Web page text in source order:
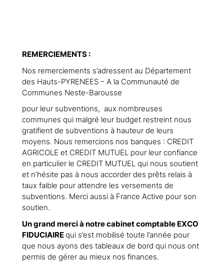
REMERCIEMENTS :
Nos remerciements s’adressent au Département
des Hauts-PYRENEES – A la Communauté de
Communes Neste-Barousse
pour leur subventions, aux nombreuses
communes qui malgré leur budget restreint nous
gratifient de subventions à hauteur de leurs
moyens. Nous remercions nos banques : CREDIT
AGRICOLE et CREDIT MUTUEL pour leur confiance
en particulier le CREDIT MUTUEL qui nous soutient
et n’hésite pas à nous accorder des prêts relais à
taux faible pour attendre les versements de
subventions. Merci aussi à France Active pour son
soutien.
Un grand merci à notre cabinet comptable EXCO
FIDUCIAIREqui s’est mobilisé toute l’année pour
que nous ayons des tableaux de bord qui nous ont
permis de gérer au mieux nos finances.